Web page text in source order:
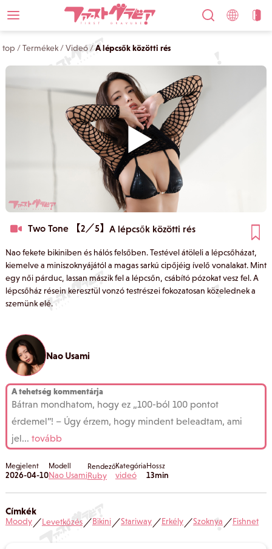
top /Termékek /Videó /A lépcsők közötti rés
Two Tone 【2／5】 A lépcsők közötti rés
Nao fekete bikiniben és hálós felsőben. Testével átöleli a lépcsőházat,
kiemelve a miniszoknyájától a magas sarkú cipőjéig ívelő vonalakat. Mint
egy női párduc, lassan mászik fel a lépcsőn, csábító pózokat vesz fel. A
lépcsőház résein keresztül vonzó testrészei fokozatosan közelednek a
szemünk elé.
Nao Usami
A tehetség kommentárja
Bátran mondhatom, hogy ez „100-ból 100 pontot
érdemel”! – Úgy érzem, hogy mindent beleadtam, ami
jel... tovább
Megjelent
2026-04-10
Modell
Nao Usami
Rendező
Ruby
Kategória
videó
Hossz
13min
Címkék
Moody／Levetkőzés／Bikini／Stariway／Erkély／Szoknya／Fishnet